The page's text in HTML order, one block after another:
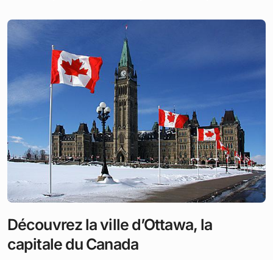
Découvrez la ville d’Ottawa, la
capitale du Canada